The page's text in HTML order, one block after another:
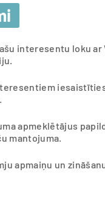
interesentu loku
apmeklētājus
mantojuma.
apmaiņu un